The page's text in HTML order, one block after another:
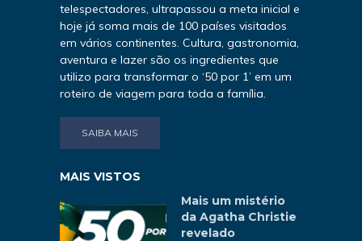
telespectadores, ultrapassou a meta inicial e
hoje já soma mais de 100 países visitados
em vários continentes. Cultura, gastronomia,
aventura e lazer são os ingredientes que
utilizo para transformar o ‘50 por 1’ em um
roteiro de viagem para toda a família.
SAIBA MAIS
MAIS VISTOS
Mais um mistério
da Agatha Christie
revelado